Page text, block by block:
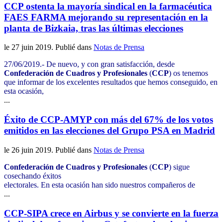
CCP ostenta la mayoría sindical en la farmacéutica
FAES FARMA mejorando su representación en la
planta de Bizkaia, tras las últimas elecciones
le 27 juin 2019. Publié dans Notas de Prensa
27/06/2019.- De nuevo, y con gran satisfacción, desde
Confederación de Cuadros y Profesionales (CCP) os tenemos
que informar de los excelentes resultados que hemos conseguido, en
esta ocasión,
...
Éxito de CCP-AMYP con más del 67% de los votos
emitidos en las elecciones del Grupo PSA en Madrid
le 26 juin 2019. Publié dans Notas de Prensa
Confederación de Cuadros y Profesionales (CCP) sigue
cosechando éxitos
electorales. En esta ocasión han sido nuestros compañeros de
...
CCP-SIPA crece en Airbus y se convierte en la fuerza